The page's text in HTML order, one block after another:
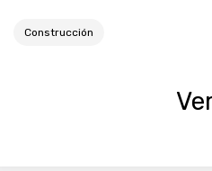
Construcción